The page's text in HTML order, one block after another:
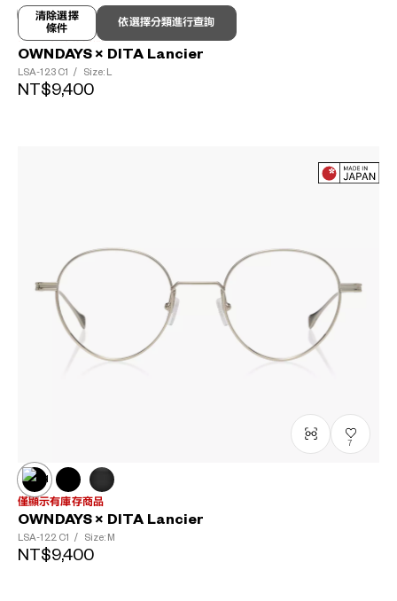
依選擇分類進行查詢
清除選擇
條件
僅顯示有庫存商品
OWNDAYS × DITA Lancier
LSA-123 C1 / Size: L
NT$9,400
7
僅顯示有庫存商品
OWNDAYS × DITA Lancier
LSA-122 C1 / Size: M
NT$9,400